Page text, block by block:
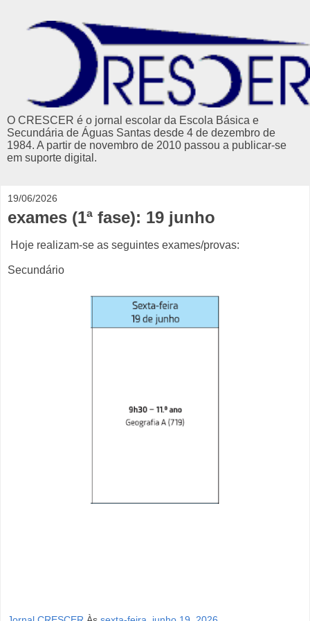
O CRESCER é o jornal escolar da Escola Básica e
Secundária de Águas Santas desde 4 de dezembro de
1984. A partir de novembro de 2010 passou a publicar-se
em suporte digital.
19/06/2026
exames (1ª fase): 19 junho
Hoje realizam-se as seguintes exames/provas:
Secundário